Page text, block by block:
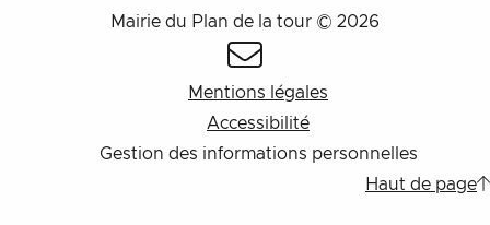
Mairie du Plan de la tour © 2026
Mentions légales
Accessibilité
Gestion des informations personnelles
Haut de page